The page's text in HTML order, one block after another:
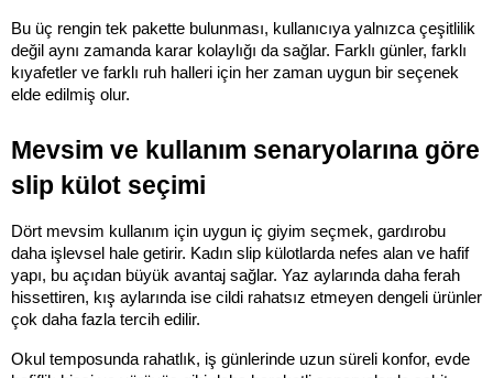
Bu üç rengin tek pakette bulunması, kullanıcıya yalnızca çeşitlilik
değil aynı zamanda karar kolaylığı da sağlar. Farklı günler, farklı
kıyafetler ve farklı ruh halleri için her zaman uygun bir seçenek
elde edilmiş olur.
Mevsim ve kullanım senaryolarına göre
slip külot seçimi
Dört mevsim kullanım için uygun iç giyim seçmek, gardırobu
daha işlevsel hale getirir. Kadın slip külotlarda nefes alan ve hafif
yapı, bu açıdan büyük avantaj sağlar. Yaz aylarında daha ferah
hissettiren, kış aylarında ise cildi rahatsız etmeyen dengeli ürünler
çok daha fazla tercih edilir.
Okul temposunda rahatlık, iş günlerinde uzun süreli konfor, evde